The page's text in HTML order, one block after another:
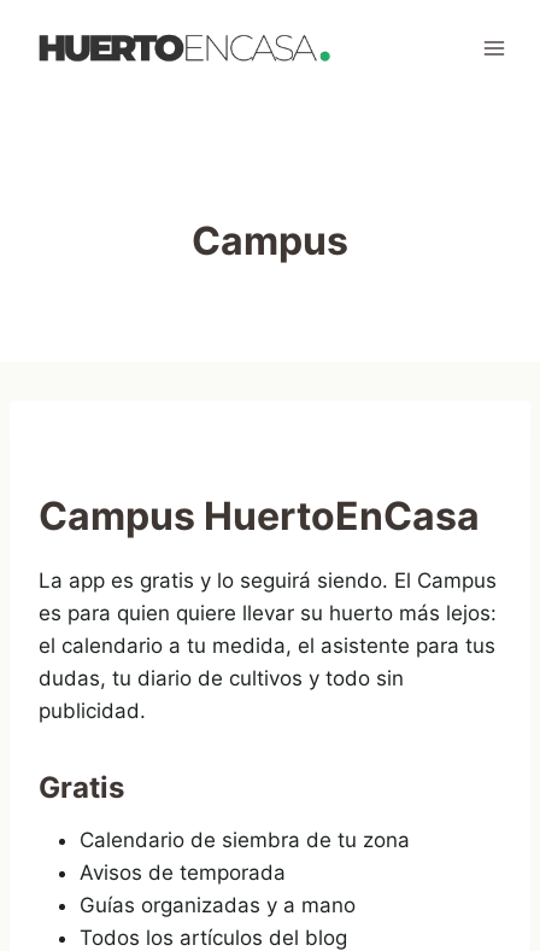
Campus
Campus HuertoEnCasa
La app es gratis y lo seguirá siendo. El Campus
es para quien quiere llevar su huerto más lejos:
el calendario a tu medida, el asistente para tus
dudas, tu diario de cultivos y todo sin
publicidad.
Gratis
Calendario de siembra de tu zona
Avisos de temporada
Guías organizadas y a mano
Todos los artículos del blog